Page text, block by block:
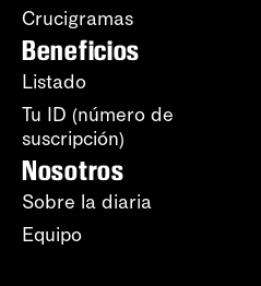
Crucigramas
Beneficios
Listado
Tu ID (número de
suscripción)
Nosotros
Sobre la diaria
Equipo